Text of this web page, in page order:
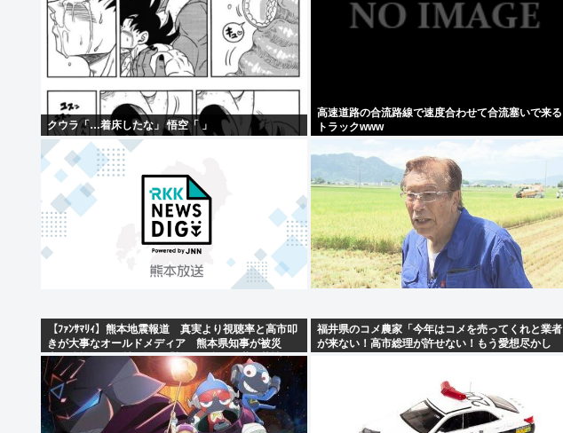
クウラ「…着床したな」 悟空「 」
高速道路の合流路線で速度合わせて合流塞いで来る
トラックwww
【ﾌｧﾝｻﾏﾘｨ】熊本地震報道 真実より視聴率と高市叩
きが大事なオールドメディア 熊本県知事が被災
者・遺族への取材に怒り「極めて強い不満、苦情が
寄せられた」
福井県のコメ農家「今年はコメを売ってくれと業者
が来ない！高市総理が許せない！もう愛想尽かし